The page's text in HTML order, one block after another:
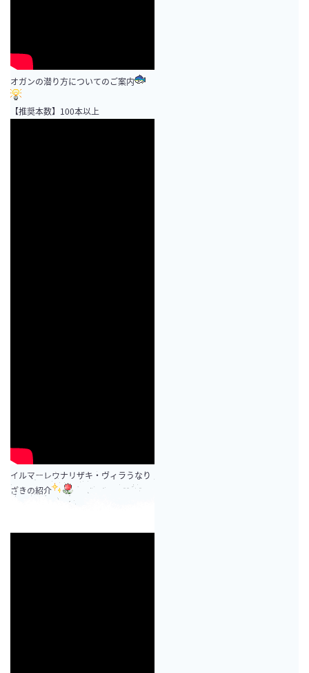
オガンの潜り方についてのご案内
【推奨本数】100本以上
イルマーレウナリザキ・ヴィラうなり
ざきの紹介